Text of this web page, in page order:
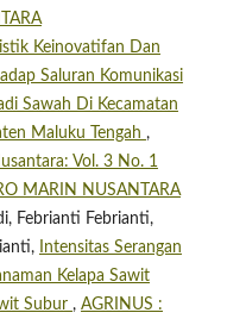
Keinovatifan Dan
Saluran Komunikasi
Sawah Di Kecamatan
Maluku Tengah ,
Vol. 3 No. 1
MARIN NUSANTARA
Febrianti Febrianti,
Intensitas Serangan
Kelapa Sawit
Subur , AGRINUS :